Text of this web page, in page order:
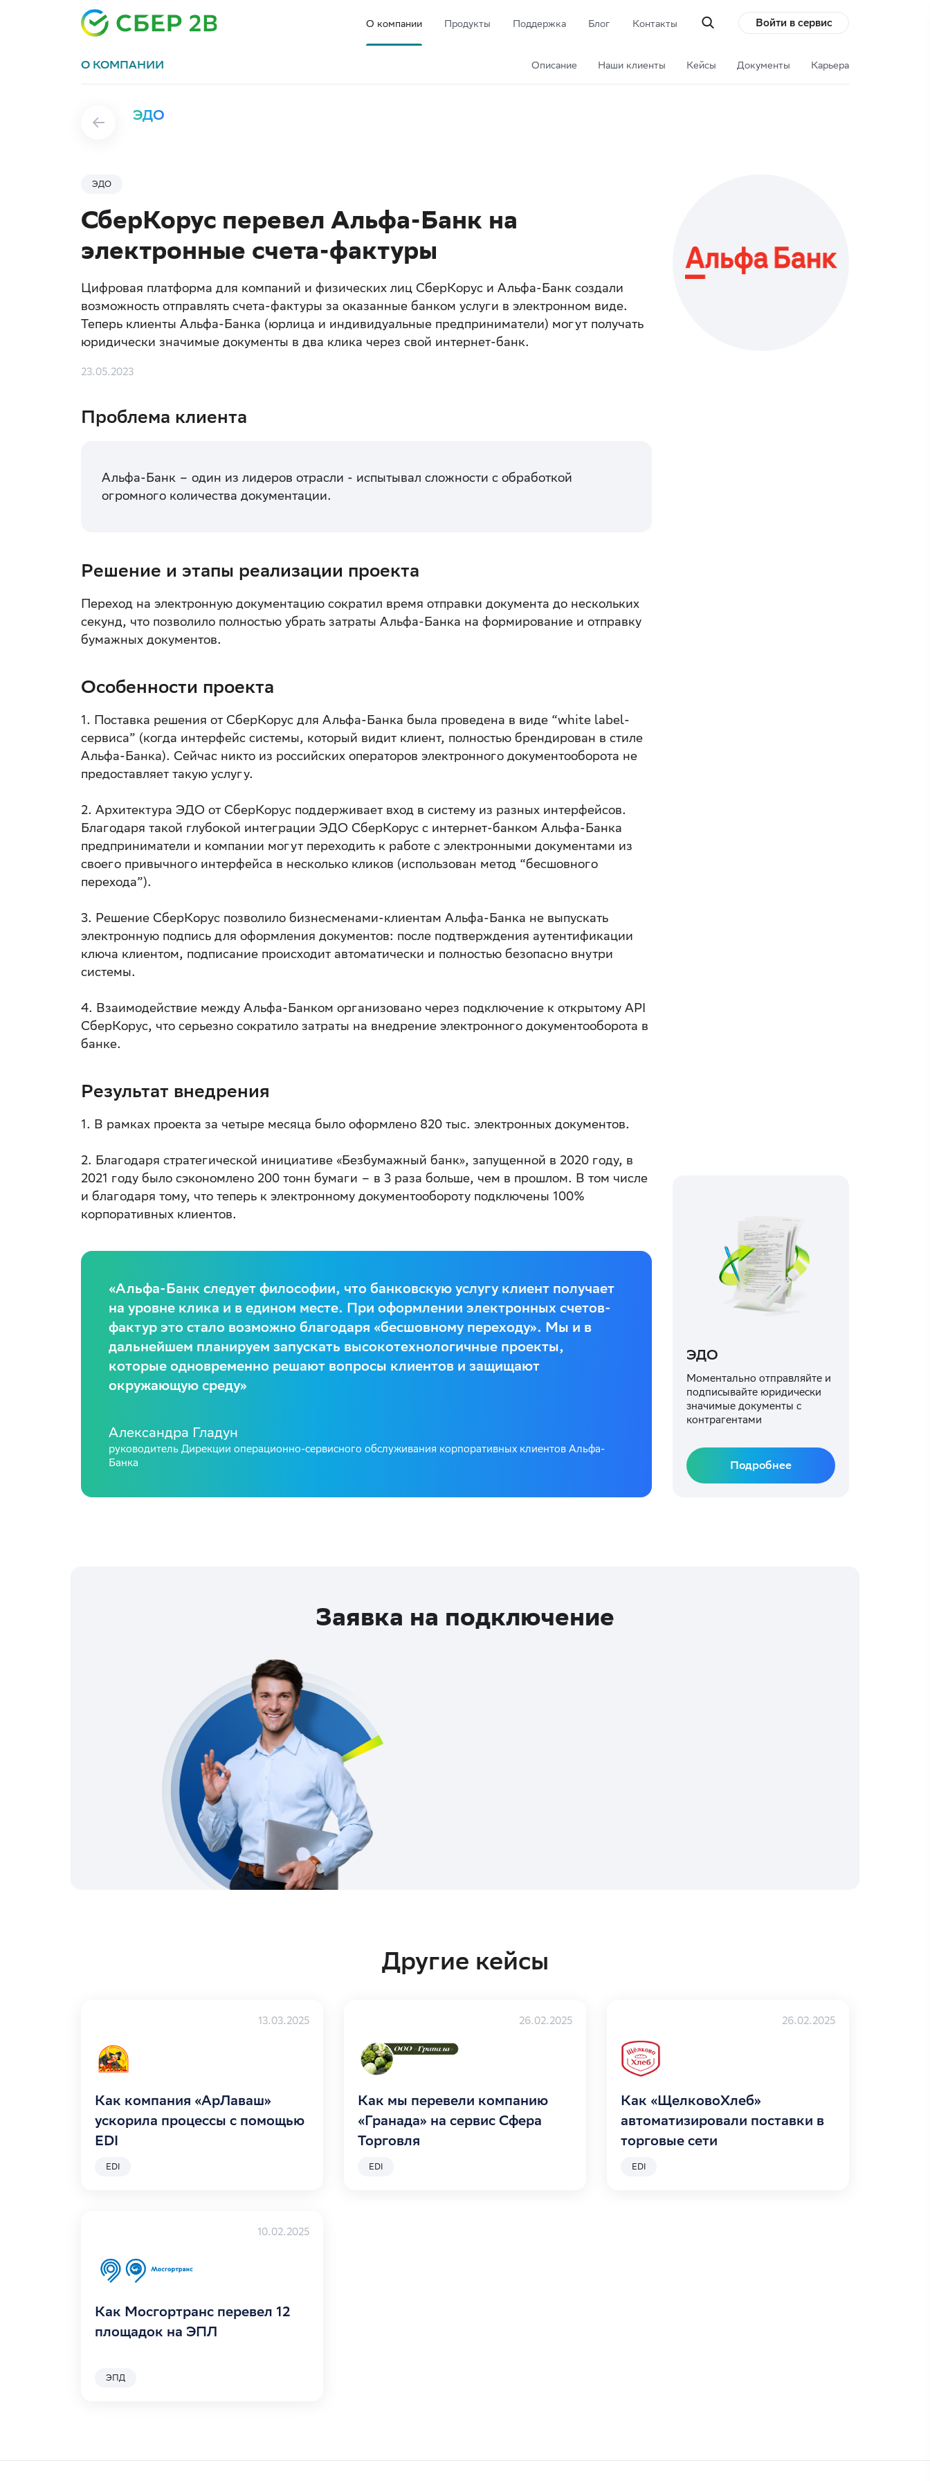
О компании Продукты Поддержка Блог Контакты Войти в сервис
О КОМПАНИИ Описание Наши клиенты Кейсы Документы Карьера
ЭДО
ЭДО
СберКорус перевел Альфа-Банк на
электронные счета-фактуры
Цифровая платформа для компаний и физических лиц СберКорус и Альфа-Банк создали
возможность отправлять счета-фактуры за оказанные банком услуги в электронном виде.
Теперь клиенты Альфа-Банка (юрлица и индивидуальные предприниматели) могут получать
юридически значимые документы в два клика через свой интернет-банк.
23.05.2023
Проблема клиента
Альфа-Банк – один из лидеров отрасли - испытывал сложности с обработкой
огромного количества документации.
Решение и этапы реализации проекта
Переход на электронную документацию сократил время отправки документа до нескольких
секунд, что позволило полностью убрать затраты Альфа-Банка на формирование и отправку
бумажных документов.
Особенности проекта
1. Поставка решения от СберКорус для Альфа-Банка была проведена в виде “white label-
сервиса” (когда интерфейс системы, который видит клиент, полностью брендирован в стиле
Альфа-Банка). Сейчас никто из российских операторов электронного документооборота не
предоставляет такую услугу.
2. Архитектура ЭДО от СберКорус поддерживает вход в систему из разных интерфейсов.
Благодаря такой глубокой интеграции ЭДО СберКорус с интернет-банком Альфа-Банка
предприниматели и компании могут переходить к работе с электронными документами из
своего привычного интерфейса в несколько кликов (использован метод “бесшовного
перехода”).
3. Решение СберКорус позволило бизнесменами-клиентам Альфа-Банка не выпускать
электронную подпись для оформления документов: после подтверждения аутентификации
ключа клиентом, подписание происходит автоматически и полностью безопасно внутри
системы.
4. Взаимодействие между Альфа-Банком организовано через подключение к открытому API
СберКорус, что серьезно сократило затраты на внедрение электронного документооборота в
банке.
Результат внедрения
1. В рамках проекта за четыре месяца было оформлено 820 тыс. электронных документов.
2. Благодаря стратегической инициативе «Безбумажный банк», запущенной в 2020 году, в
2021 году было сэкономлено 200 тонн бумаги – в 3 раза больше, чем в прошлом. В том числе
и благодаря тому, что теперь к электронному документообороту подключены 100%
корпоративных клиентов.
«Альфа-Банк следует философии, что банковскую услугу клиент получает
на уровне клика и в едином месте. При оформлении электронных счетов-
фактур это стало возможно благодаря «бесшовному переходу». Мы и в
дальнейшем планируем запускать высокотехнологичные проекты,
которые одновременно решают вопросы клиентов и защищают
окружающую среду»
Александра Гладун
руководитель Дирекции операционно-сервисного обслуживания корпоративных клиентов Альфа-
Банка
ЭДО
Моментально отправляйте и
подписывайте юридически
значимые документы с
контрагентами
Подробнее
Заявка на подключение
Другие кейсы
13.03.2025
Как компания «АрЛаваш»
ускорила процессы с помощью
EDI
EDI
26.02.2025
Как мы перевели компанию
«Гранада» на сервис Сфера
Торговля
EDI
26.02.2025
Как «ЩелковоХлеб»
автоматизировали поставки в
торговые сети
EDI
10.02.2025
Как Мосгортранс перевел 12
площадок на ЭПЛ
ЭПД